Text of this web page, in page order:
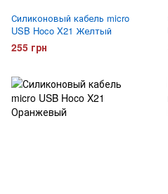
Силиконовый кабель micro
USB Hoco X21 Желтый
255 грн